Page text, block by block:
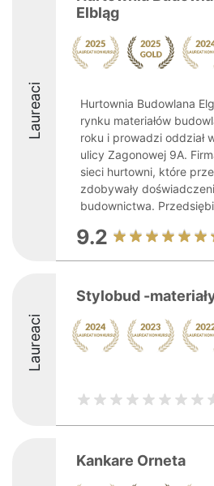
Laureaci
Elbląg
Hurtownia Budowlana
rynku materiałów
roku i prowadzi oddział
ulicy Zagonowej 9A.
sieci hurtowni, które
zdobywały
budownictwa.
9.2
Laureaci
Stylobud -
Kankare Orneta